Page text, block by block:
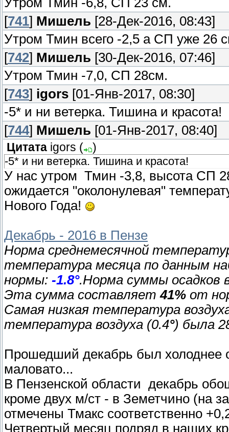
[741] Мишель [28-Дек-2016, 08:43]
Утром Тмин всего -2,5 а СП уже 26
[742] Мишель [30-Дек-2016, 07:46]
Утром Тмин -7,0, СП 28см.
[743] igors [01-Янв-2017, 08:30]
-5* и ни ветерка. Тишина и красота!
[744] Мишель [01-Янв-2017, 08:40]
Цитата igors (
)
-5* и ни ветерка. Тишина и красота!
У нас утром Тмин -3,8, высота СП
ожидается "околонулевая"
Нового Года!
Декабрь - 2016 в Пензе
Норма среднемесячной
температура месяца по данным
нормы: -1.8°.Норма суммы осадков
Эта сумма составляет41% от
Самая низкая температура
температура воздуха (0.4°) была
Прошедший декабрь был холоднее
маловато...
В Пензенской области декабрь
кроме двух м/ст - в Земетчино (на
отмечены Тмакс соответственно
Четвертый месяц подряд в наших